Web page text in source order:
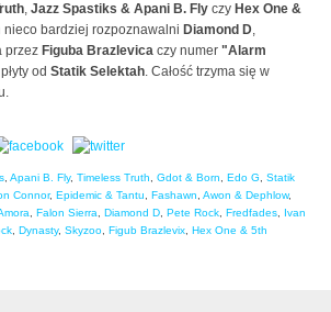
, Jazz Spastiks & Apani B. Fly czy Hex One &
nieco bardziej rozpoznawalni Diamond D,
przez Figuba Brazlevica czy numer "Alarm
od Statik Selektah. Całość trzyma się w
, Apani B. Fly, Timeless Truth, Gdot & Born, Edo G, Statik
Connor, Epidemic & Tantu, Fashawn, Awon & Dephlow,
, Falon Sierra, Diamond D, Pete Rock, Fredfades,
Ivan
, Dynasty, Skyzoo, Figub Brazlevix, Hex One & 5th